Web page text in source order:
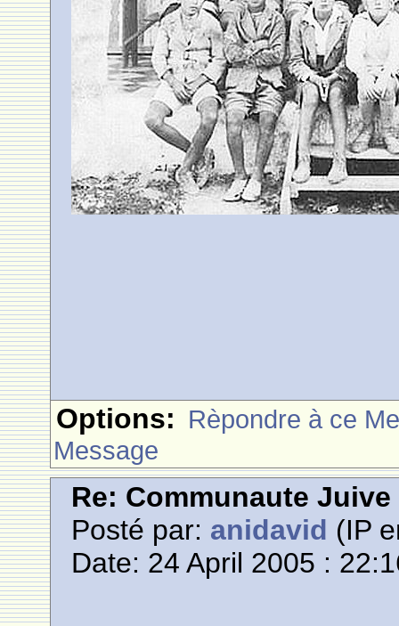
Options: Rèpondre à ce
Message
Re: Communaute
Posté par: anidavid (IP
Date: 24 April 2005 :